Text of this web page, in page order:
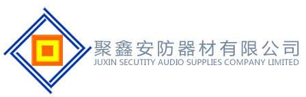
XH-G300A,XH-G300A可燃气
G300A固定式可燃气体报警器